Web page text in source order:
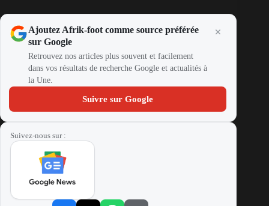
Ajoutez Afrik-foot comme source préférée
sur Google
Retrouvez nos articles plus souvent et facilement
dans vos résultats de recherche Google et actualités à
la Une.
Suivre sur Google
Suivez-nous sur :